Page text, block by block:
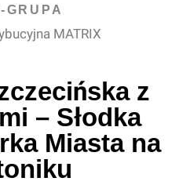
GRUPA
MATRIX
z
– Słodka
Miasta na